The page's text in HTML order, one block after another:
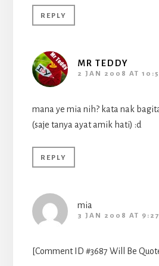
REPLY
MR TEDDY
2 JAN 2008 AT
mana ye mia nih? kata nak
(saje tanya ayat amik hati) :d
REPLY
mia
3 JAN 2008 AT
[Comment ID #3687 Will Be